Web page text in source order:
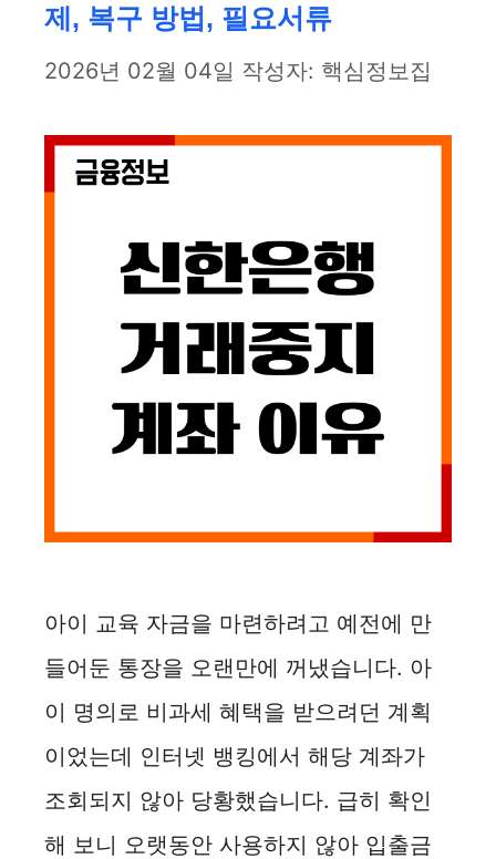
제, 복구 방법, 필요서류
2026년 02월 04일 작성자: 핵심정보집
아이 교육 자금을 마련하려고 예전에 만
들어둔 통장을 오랜만에 꺼냈습니다. 아
이 명의로 비과세 혜택을 받으려던 계획
이었는데 인터넷 뱅킹에서 해당 계좌가
조회되지 않아 당황했습니다. 급히 확인
해 보니 오랫동안 사용하지 않아 입출금